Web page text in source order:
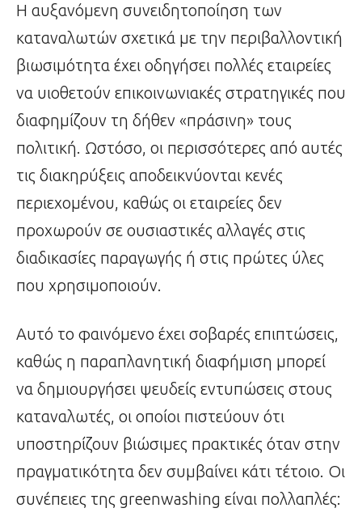
Η αυξανόμενη συνειδητοποίηση των
καταναλωτών σχετικά με την περιβαλλοντική
βιωσιμότητα έχει οδηγήσει πολλές εταιρείες
να υιοθετούν επικοινωνιακές στρατηγικές που
διαφημίζουν τη δήθεν «πράσινη» τους
πολιτική. Ωστόσο, οι περισσότερες από αυτές
τις διακηρύξεις αποδεικνύονται κενές
περιεχομένου, καθώς οι εταιρείες δεν
προχωρούν σε ουσιαστικές αλλαγές στις
διαδικασίες παραγωγής ή στις πρώτες ύλες
που χρησιμοποιούν.
Αυτό το φαινόμενο έχει σοβαρές επιπτώσεις,
καθώς η παραπλανητική διαφήμιση μπορεί
να δημιουργήσει ψευδείς εντυπώσεις στους
καταναλωτές, οι οποίοι πιστεύουν ότι
υποστηρίζουν βιώσιμες πρακτικές όταν στην
πραγματικότητα δεν συμβαίνει κάτι τέτοιο. Οι
συνέπειες της greenwashing είναι πολλαπλές: